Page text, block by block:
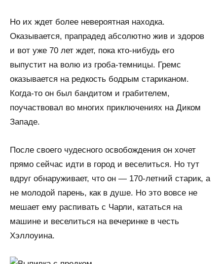
Но их ждет более невероятная находка.
Оказывается, прапрадед абсолютно жив и здоров
и вот уже 70 лет ждет, пока кто-нибудь его
выпустит на волю из гроба-темницы. Гремс
оказывается на редкость бодрым стариканом.
Когда-то он был бандитом и грабителем,
поучаствовал во многих приключениях на Диком
Западе.
После своего чудесного освобождения он хочет
прямо сейчас идти в город и веселиться. Но тут
вдруг обнаруживает, что он — 170-летний старик, а
не молодой парень, как в душе. Но это вовсе не
мешает ему распивать с Чарли, кататься на
машине и веселиться на вечеринке в честь
Хэллоуина.